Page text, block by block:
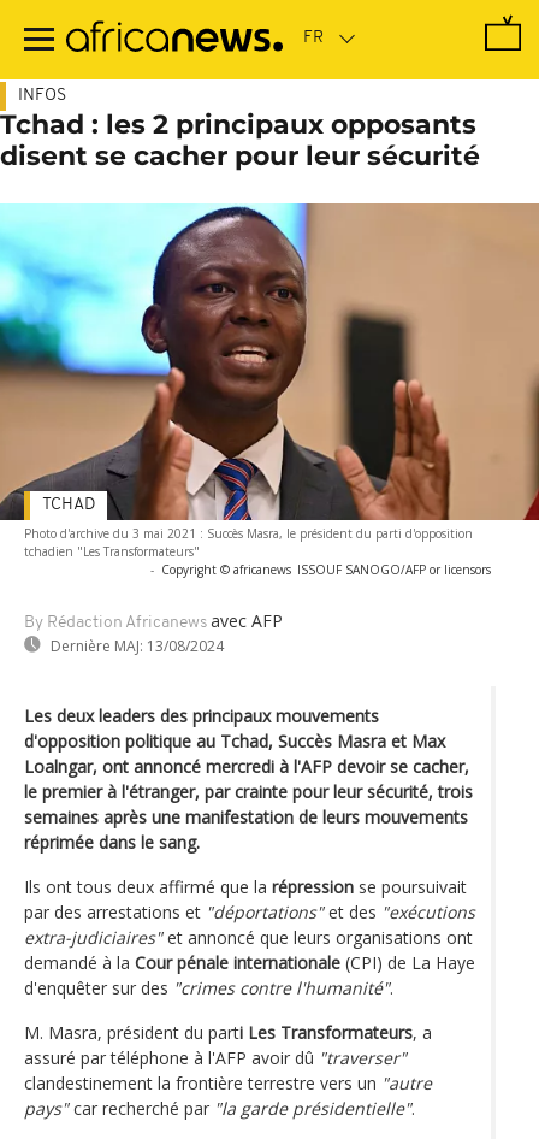
contenu
INFOS
Tchad : les 2 principaux opposants
disent se cacher pour leur sécurité
Photo d'archive du 3 mai 2021 : Succès Masra, le président du parti d'opposition
tchadien "Les Transformateurs"
- Copyright © africanews ISSOUF SANOGO/AFP or licensors
By Rédaction Africanews avec AFP
Dernière MAJ: 13/08/2024
TCHAD
Les deux leaders des principaux mouvements
d'opposition politique au Tchad, Succès Masra et Max
Loalngar, ont annoncé mercredi à l'AFP devoir se cacher,
le premier à l'étranger, par crainte pour leur sécurité, trois
semaines après une manifestation de leurs mouvements
réprimée dans le sang.
Ils ont tous deux affirmé que la répression se poursuivait
par des arrestations et "déportations"et des "exécutions
extra-judiciaires"et annoncé que leurs organisations ont
demandé à la Cour pénale internationale (CPI) de La Haye
d'enquêter sur des "crimes contre l'humanité".
M. Masra, président du parti Les Transformateurs, a
assuré par téléphone à l'AFP avoir dû "traverser"
clandestinement la frontière terrestre vers un "autre
pays"car recherché par "la garde présidentielle".